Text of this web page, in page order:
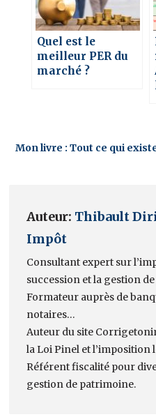
Quel est le
meilleur PER du
marché ?
Mon livre : Tout ce qui
Auteur: Thibault
Impôt
Consultant expert sur
succession et la gestion
Formateur auprès de
notaires…
Auteur du site
la Loi Pinel et l’imposition
Référent fiscalité pour
gestion de patrimoine.